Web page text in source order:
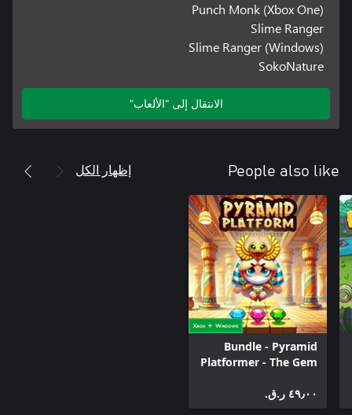
Punch Monk (Xbox One)
Slime Ranger
Slime Ranger (Windows)
SokoNature
الانتقال إلى "الألعاب"
People also like إظهار الكل
Bundle - Pyramid
Platformer - The Gem
٤٩٫٠٠ ر.ق.‏